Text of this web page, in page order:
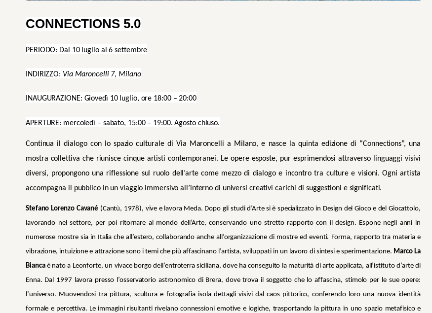
CONNECTIONS 5.0
PERIODO: Dal 10 luglio al 6 settembre
INDIRIZZO: Via Maroncelli 7, Milano
INAUGURAZIONE: Giovedì 10 luglio, ore 18:00 – 20:00
APERTURE: mercoledì – sabato, 15:00 – 19:00. Agosto chiuso.
Continua il dialogo con lo spazio culturale di Via Maroncelli a Milano, e nasce la quinta edizione di “Connections”, una
mostra collettiva che riunisce cinque artisti contemporanei. Le opere esposte, pur esprimendosi attraverso linguaggi visivi
diversi, propongono una riflessione sul ruolo dell’arte come mezzo di dialogo e incontro tra culture e visioni. Ogni artista
accompagna il pubblico in un viaggio immersivo all’interno di universi creativi carichi di suggestioni e significati.
Stefano Lorenzo Cavané (Cantù, 1978), vive e lavora Meda. Dopo gli studi d’Arte si è specializzato in Design del Gioco e del Giocattolo,
lavorando nel settore, per poi ritornare al mondo dell’Arte, conservando uno stretto rapporto con il design. Espone negli anni in
numerose mostre sia in Italia che all’estero, collaborando anche all’organizzazione di mostre ed eventi. Forma, rapporto tra materia e
vibrazione, intuizione e attrazione sono i temi che più affascinano l’artista, sviluppati in un lavoro di sintesi e sperimentazione. Marco La
Bianca è nato a Leonforte, un vivace borgo dell’entroterra siciliana, dove ha conseguito la maturità di arte applicata, all’istituto d’arte di
Enna. Dal 1997 lavora presso l’osservatorio astronomico di Brera, dove trova il soggetto che lo affascina, stimolo per le sue opere:
l’universo. Muovendosi tra pittura, scultura e fotografia isola dettagli visivi dal caos pittorico, conferendo loro una nuova identità
formale e percettiva. Le immagini risultanti rivelano connessioni emotive e logiche, trasportando la pittura in uno spazio metafisico e